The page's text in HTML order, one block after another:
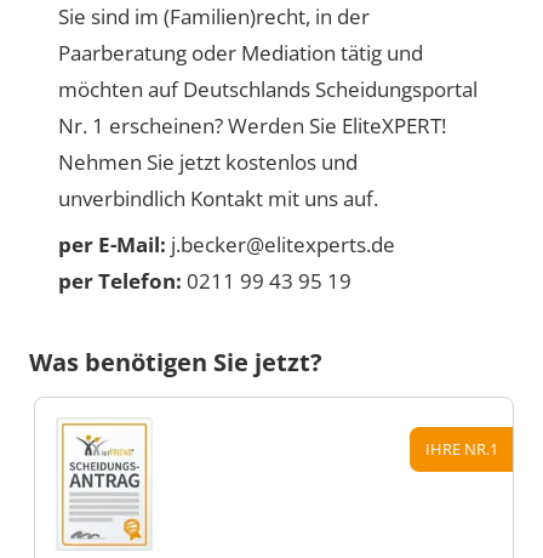
Sie sind im (Familien)recht, in der
Paarberatung oder Mediation tätig und
möchten auf Deutschlands Scheidungsportal
Nr. 1 erscheinen? Werden Sie EliteXPERT!
Nehmen Sie jetzt kostenlos und
unverbindlich Kontakt mit uns auf.
per E-Mail: j.becker@elitexperts.de
per Telefon: 0211 99 43 95 19
Was benötigen Sie jetzt?
IHRE NR.1